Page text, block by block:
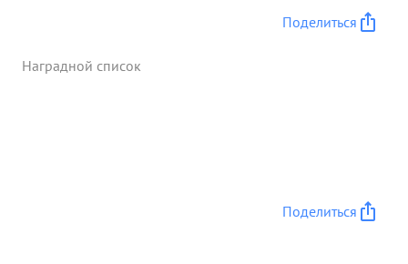
Поделиться
Наградной список
Поделиться